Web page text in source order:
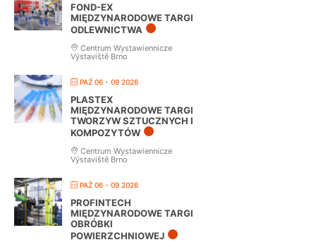
FOND-EX
MIĘDZYNARODOWE TARGI
ODLEWNICTWA
Centrum Wystawiennicze
Výstaviště Brno
PAŹ 06 - 09 2026
PLASTEX
MIĘDZYNARODOWE TARGI
TWORZYW SZTUCZNYCH I
KOMPOZYTÓW
Centrum Wystawiennicze
Výstaviště Brno
PAŹ 06 - 09 2026
PROFINTECH
MIĘDZYNARODOWE TARGI
OBRÓBKI
POWIERZCHNIOWEJ